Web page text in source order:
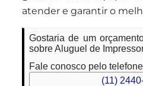
atender e garantir o
Gostaria de um
sobre Aluguel de
Fale conosco pelo telefone
(11)